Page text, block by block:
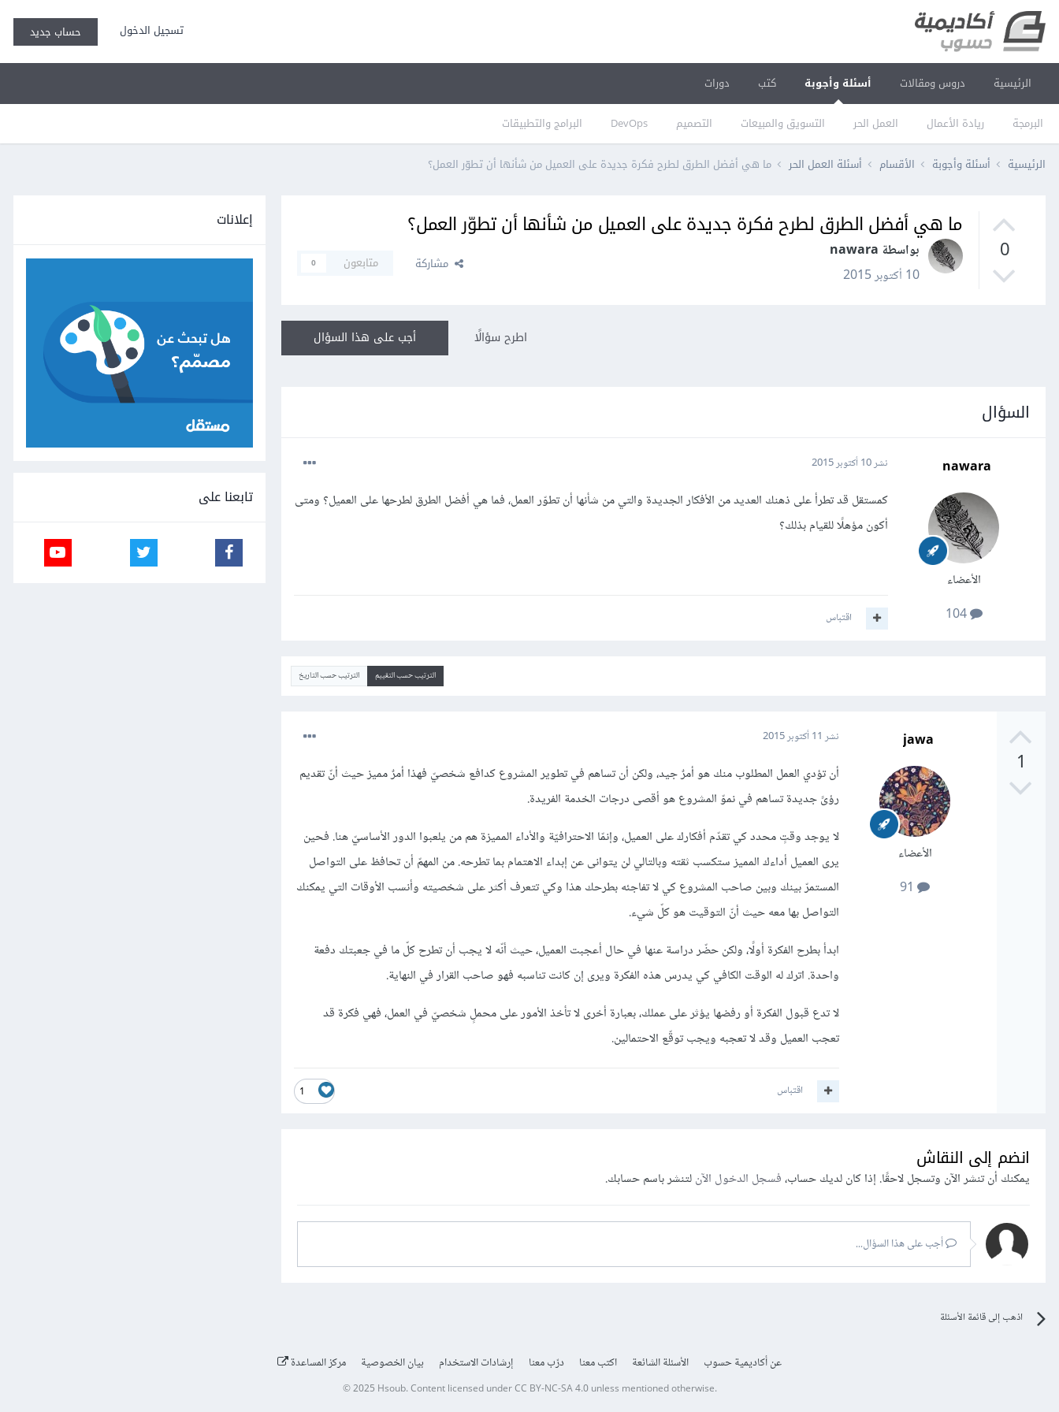
تسجيل الدخول حساب جديد
الرئيسية دروس ومقالات أسئلة وأجوبة
البرمجة ريادة الأعمال العمل الحر التسويق والمبيعات التصميم DevOps البرامج والتطبيقات
كتب دورات
الرئيسية أسئلة وأجوبة الأقسام أسئلة العمل الحر ما هي أفضل الطرق لطرح فكرة جديدة على العميل من شأنها أن تطوّر العمل؟
0
ما هي أفضل الطرق لطرح فكرة جديدة على العميل من شأنها أن تطوّر العمل؟
بواسطة nawara
10 أكتوبر 2015
مشاركة متابعون 0
أجب على هذا السؤال اطرح سؤالًا
السؤال
nawara
الأعضاء
104
نشر10 أكتوبر 2015
كمستقل قد تطرأ على ذهنك العديد من الأفكار الجديدة والتي من شأنها أن تطوّر العمل، فما هي أفضل الطرق لطرحها على العميل؟ ومتى
أكون مؤهلًا للقيام بذلك؟
اقتباس
الترتيب حسب التقييم الترتيب حسب التاريخ
1
jawa
الأعضاء
نشر 11 أكتوبر 2015
أن تؤدي العمل المطلوب منك هو أمرٌ جيد، ولكن أن تساهم في تطوير المشروع كدافع شخصيّ فهذا أمرٌ مميز حيث أنّ تقديم
رؤىً جديدة تساهم في نموّ المشروع هو أقصى درجات الخدمة الفريدة.
لا يوجد وقتٍ محدد كي تقدّم أفكارك على العميل، وإنمّا الاحترافيّة والأداء المميزة هم من يلعبوا الدور الأساسيّ هنا. فحين
يرى العميل أداءك المميز ستكسب ثقته وبالتالي لن يتوانى عن إبداء الاهتمام بما تطرحه. من المهمّ أن تحافظ على التواصل
المستمرّ بينك وبين صاحب المشروع كي لا تفاجئه بطرحك هذا وكي تتعرف أكثر على شخصيته وأنسب الأوقات التي يمكنك
التواصل بها معه حيث أنّ التوقيت هو كلّ شيء.
ابدأ بطرح الفكرة أولًا، ولكن حضّر دراسة عنها في حال أعجبت العميل، حيث أنّه لا يجب أن تطرح كلّ ما في جعبتك دفعة
واحدة. اترك له الوقت الكافي كي يدرس هذه الفكرة ويرى إن كانت تناسبه فهو صاحب القرار في النهاية.
لا تدع قبول الفكرة أو رفضها يؤثر على عملك، بعبارة أخرى لا تأخذ الأمور على محملٍ شخصيّ في العمل، فهي فكرة قد
تعجب العميل وقد لا تعجبه ويجب توقّع الاحتمالين.
1 اقتباس
انضم إلى النقاش
يمكنك أن تنشر الآن وتسجل لاحقًا. إذا كان لديك حساب،فسجل الدخول الآنلتنشر باسم حسابك.
أجب على هذا السؤال...
اذهب إلى قائمة الأسئلة
إعلانات
تابعنا على
عن أكاديمية حسوب الأسئلة الشائعة اكتب معنا درّب معنا إرشادات الاستخدام بيان الخصوصية مركز المساعدة
© 2025 Hsoub.Content licensed underCC BY-NC-SA 4.0unless mentioned otherwise.